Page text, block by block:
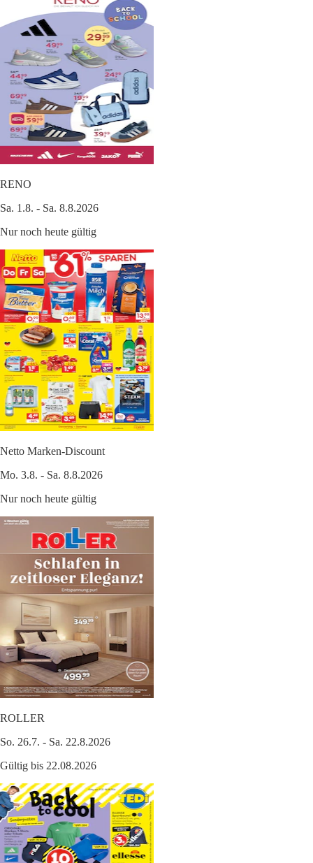
RENO
Sa. 1.8. - Sa. 8.8.2026
Nur noch heute gültig
Netto Marken-Discount
Mo. 3.8. - Sa. 8.8.2026
Nur noch heute gültig
ROLLER
So. 26.7. - Sa. 22.8.2026
Gültig bis 22.08.2026